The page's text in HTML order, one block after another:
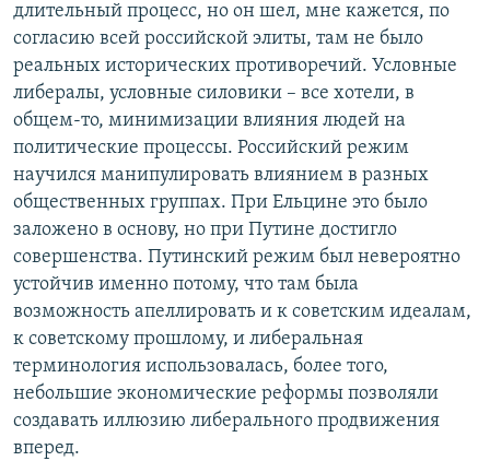
длительный процесс, но он шел, мне кажется, по
согласию всей российской элиты, там не было
реальных исторических противоречий. Условные
либералы, условные силовики – все хотели, в
общем-то, минимизации влияния людей на
политические процессы. Российский режим
научился манипулировать влиянием в разных
общественных группах. При Ельцине это было
заложено в основу, но при Путине достигло
совершенства. Путинский режим был невероятно
устойчив именно потому, что там была
возможность апеллировать и к советским идеалам,
к советскому прошлому, и либеральная
терминология использовалась, более того,
небольшие экономические реформы позволяли
создавать иллюзию либерального продвижения
вперед.